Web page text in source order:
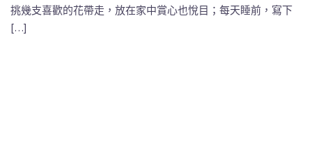
挑幾支喜歡的花帶走，放在家中賞心也悅目；每天睡前，寫下
[…]